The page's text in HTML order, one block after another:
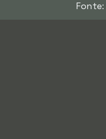
Fonte: